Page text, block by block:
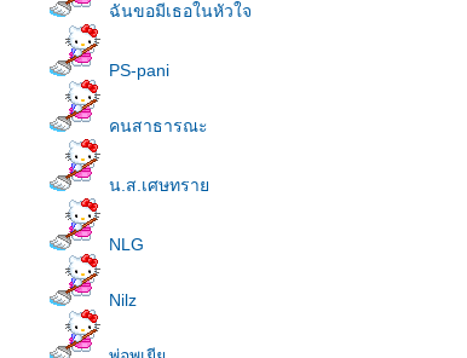
ฉันขอมีเธอในหัวใจ
PS-pani
คนสาธารณะ
น.ส.เศษทรา
NLG
Nilz